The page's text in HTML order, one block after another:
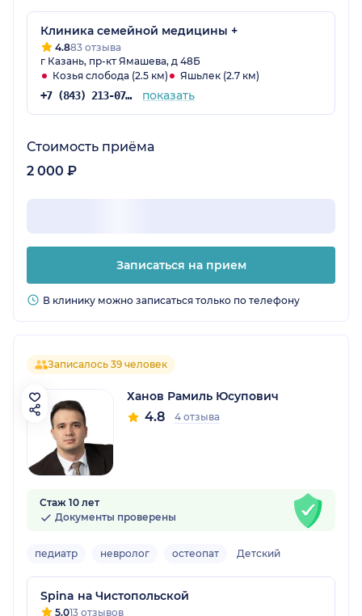
Клиника семейной медицины +
4.883 отзыва
г Казань, пр-кт Ямашева, д 48Б
Козья слобода (2.5 км)
Яшьлек (2.7 км)
+7 (843) 213-07-53 показать
Стоимость приёма
2 000 ₽
Записаться на прием
В клинику можно записаться только по телефону
Записалось 39 человек
Ханов Рамиль Юсупович
4.8 4 отзыва
Стаж 10 лет
Документы проверены
педиатр невролог остеопат Детский
Spina на Чистопольской
5.013 отзывов